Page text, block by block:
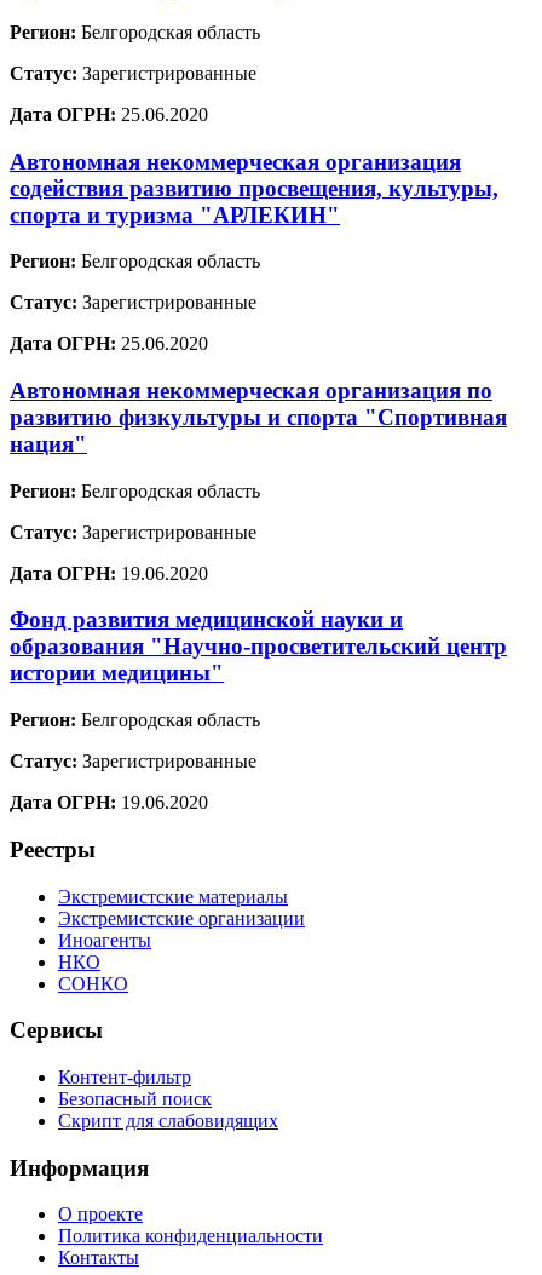
Регион: Белгородская область
Статус: Зарегистрированные
Дата ОГРН: 25.06.2020
Автономная некоммерческая организация
содействия развитию просвещения, культуры,
спорта и туризма "АРЛЕКИН"
Регион: Белгородская область
Статус: Зарегистрированные
Дата ОГРН: 25.06.2020
Автономная некоммерческая организация по
развитию физкультуры и спорта "Спортивная
нация"
Регион: Белгородская область
Статус: Зарегистрированные
Дата ОГРН: 19.06.2020
Фонд развития медицинской науки и
образования "Научно-просветительский центр
истории медицины"
Регион: Белгородская область
Статус: Зарегистрированные
Дата ОГРН: 19.06.2020
Реестры
Экстремистские материалы
Экстремистские организации
Иноагенты
НКО
СОНКО
Сервисы
Контент-фильтр
Безопасный поиск
Скрипт для слабовидящих
Информация
О проекте
Политика конфиденциальности
Контакты